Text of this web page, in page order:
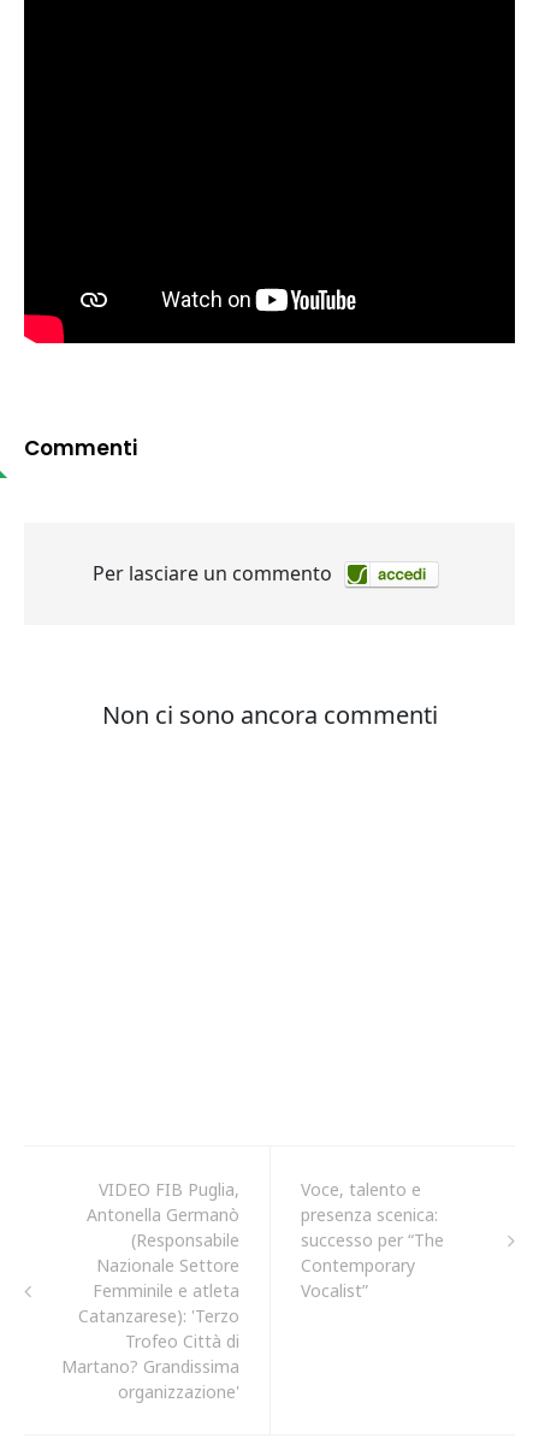
Commenti
VIDEO FIB Puglia,
Antonella Germanò
(Responsabile
Nazionale Settore
Femminile e atleta
Catanzarese): 'Terzo
Trofeo Città di
Martano? Grandissima
organizzazione'
Voce, talento e
presenza scenica:
successo per “The
Contemporary
Vocalist”